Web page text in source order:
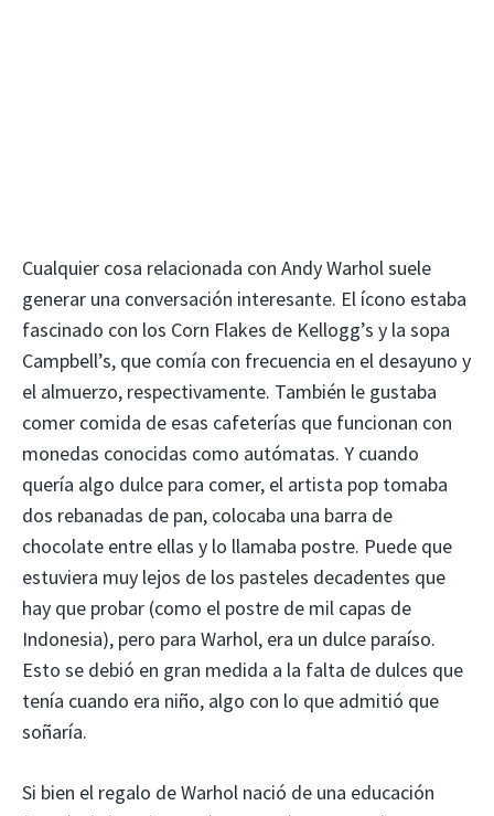
Cualquier cosa relacionada con Andy Warhol suele
generar una conversación interesante. El ícono estaba
fascinado con los Corn Flakes de Kellogg’s y la sopa
Campbell’s, que comía con frecuencia en el desayuno y
el almuerzo, respectivamente. También le gustaba
comer comida de esas cafeterías que funcionan con
monedas conocidas como autómatas. Y cuando
quería algo dulce para comer, el artista pop tomaba
dos rebanadas de pan, colocaba una barra de
chocolate entre ellas y lo llamaba postre. Puede que
estuviera muy lejos de los pasteles decadentes que
hay que probar (como el postre de mil capas de
Indonesia), pero para Warhol, era un dulce paraíso.
Esto se debió en gran medida a la falta de dulces que
tenía cuando era niño, algo con lo que admitió que
soñaría.
Si bien el regalo de Warhol nació de una educación